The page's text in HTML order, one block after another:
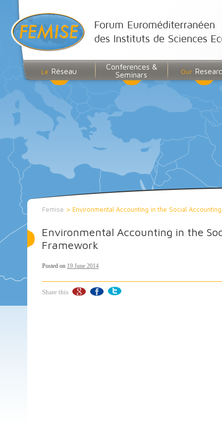
Le Réseau
Conferences &
Seminars
Our
Femise > Environmental Accounting in the Social
Environmental Accounting in the
Framework
Posted on 19 June 2014
Share this